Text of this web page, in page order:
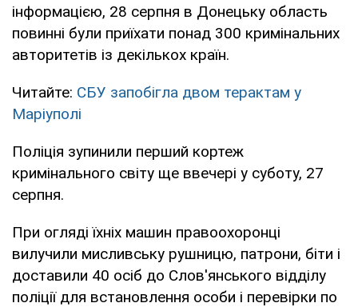
інформацією, 28 серпня в Донецьку область
повинні були приїхати понад 300 кримінальних
авторитетів із декількох країн.
Читайте: СБУ запобігла двом терактам у
Маріуполі
Поліція зупинили перший кортеж
кримінального світу ще ввечері у суботу, 27
серпня.
При огляді їхніх машин правоохоронці
вилучили мисливську рушницю, патрони, біти і
доставили 40 осіб до Слов'янського відділу
поліції для встановлення особи і перевірки по